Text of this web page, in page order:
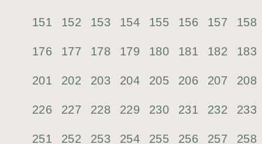
151 152 153 154 155 156 157 158
176 177 178 179 180 181 182 183
201 202 203 204 205 206 207 208
226 227 228 229 230 231 232 233
251 252 253 254 255 256 257 258